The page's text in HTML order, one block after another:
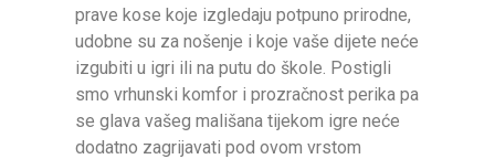
prave kose koje izgledaju potpuno prirodne,
udobne su za nošenje i koje vaše dijete neće
izgubiti u igri ili na putu do škole. Postigli
smo vrhunski komfor i prozračnost perika pa
se glava vašeg mališana tijekom igre neće
dodatno zagrijavati pod ovom vrstom